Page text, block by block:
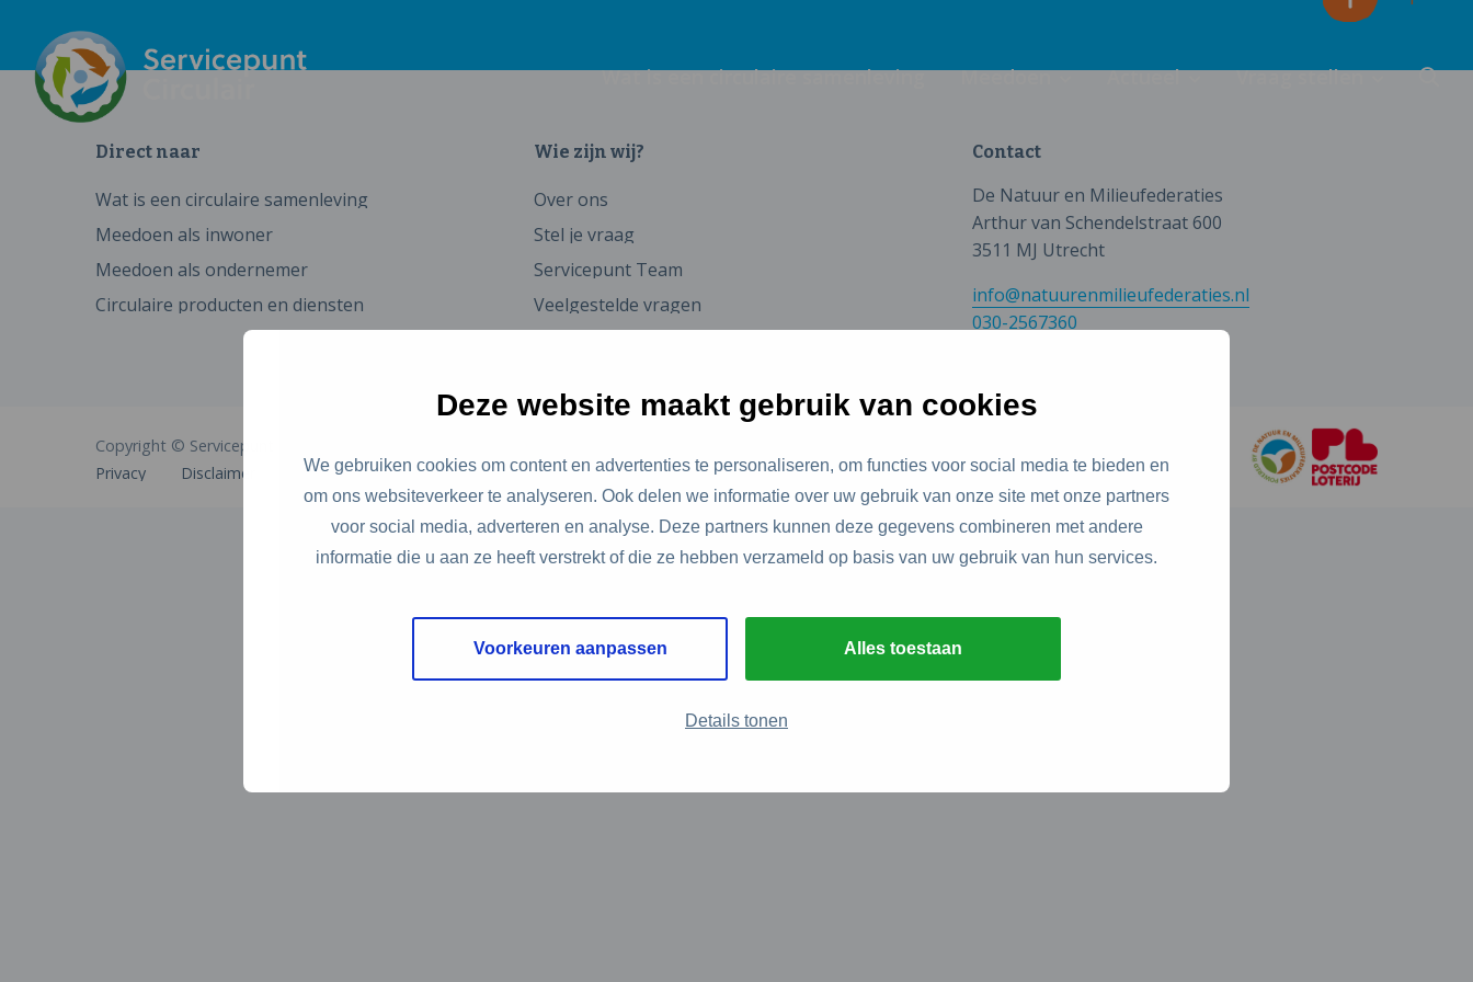
Deze website maakt gebruik van cookies
We gebruiken cookies om content en advertenties te personaliseren, om functies voor social media te bieden en
om ons websiteverkeer te analyseren. Ook delen we informatie over uw gebruik van onze site met onze partners
voor social media, adverteren en analyse. Deze partners kunnen deze gegevens combineren met andere
informatie die u aan ze heeft verstrekt of die ze hebben verzameld op basis van uw gebruik van hun services.
Voorkeuren aanpassen Alles toestaan
Details tonen
Wat is een circulaire samenleving Meedoen Actueel Vraag stellen
Direct naar
Wat is een circulaire samenleving
Meedoen als inwoner
Meedoen als ondernemer
Circulaire producten en diensten
Wie zijn wij?
Over ons
Stel je vraag
Servicepunt Team
Veelgestelde vragen
Contact
De Natuur en Milieufederaties
Arthur van Schendelstraat 600
3511 MJ Utrecht
info@natuurenmilieufederaties.nl
030-2567360
Copyright © Servicepunt Circulair
Privacy
Disclaimer Cookies Toegankelijkheid